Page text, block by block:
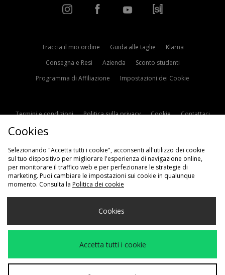
Traccia il mio ordine Guida alle taglie
Klarna
Consegna e Resi
Azienda
Sconto studenti
Programma di Affiliazione
Impostazioni dei Cookie
Termini e condizioni Politica sulla privacy Cookie
Contattaci
Scegli Il Tuo Paese
Accettiamo i seguenti metodi di pagamento
Cookies
Selezionando "Accetta tutti i cookie", acconsenti all'utilizzo dei cookie
sul tuo dispositivo per migliorare l'esperienza di navigazione online,
per monitorare il traffico web e per perfezionare le strategie di
marketing. Puoi cambiare le impostazioni sui cookie in qualunque
momento. Consulta la Politica dei cookie
Cookies
Accetta tutti i cookie